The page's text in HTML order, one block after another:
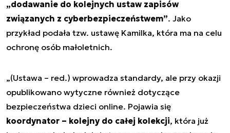
„dodawanie do kolejnych ustaw zapisów
związanych z cyberbezpieczeństwem”. Jako
przykład podała tzw. ustawę Kamilka, która ma na celu
ochronę osób małoletnich.
„(Ustawa – red.) wprowadza standardy, ale przy okazji
opublikowano wytyczne również dotyczące
bezpieczeństwa dzieci online. Pojawia się
koordynator – kolejny do całej kolekcji, która już